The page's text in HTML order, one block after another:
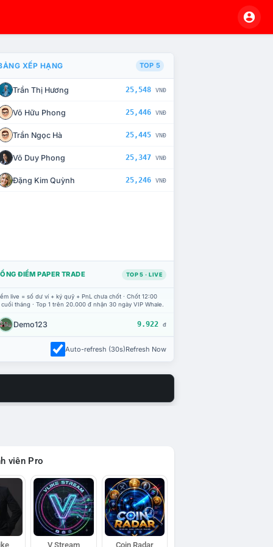
CHẾ TÀI XỬ LÝ VI PHẠM
XẾP HẠNG TOP 5
Trần Thị Hương 25,548 VNĐ
Võ Hữu Phong 25,446 VNĐ
Trần Ngọc Hà 25,445 VNĐ
Võ Duy Phong 25,347 VNĐ
Đặng Kim Quỳnh 25,246 VNĐ
ĐIỂM PAPER TRADE TOP 5 · LIVE
live = số dư ví + ký quỹ + PnL chưa chốt · Chốt 12:00
tháng · Top 1 trên 20.000 đ nhận 30 ngày VIP Whale.
Demo123 9.922 đ
Auto-refresh (30s)Refresh Now
viên Pro
V Stream Coin Radar